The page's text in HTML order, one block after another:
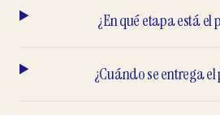
¿En qué etapa está el
¿Cuándo se entrega